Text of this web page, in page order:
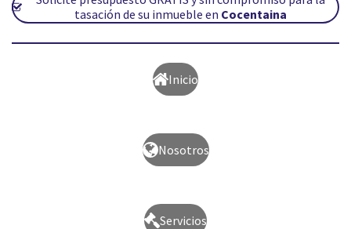
tasación de su inmueble en Cocentaina
Inicio
Nosotros
Servicios